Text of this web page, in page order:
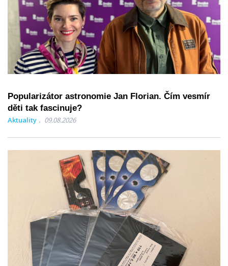
Popularizátor astronomie Jan Florian. Čím vesmír
děti tak fascinuje?
Aktuality 09.08.2026